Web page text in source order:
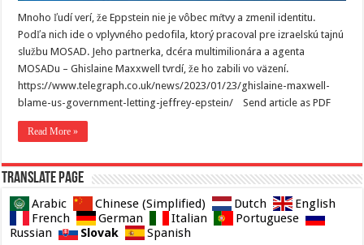
Mnoho ľudí verí, že Eppstein nie je vôbec mŕtvy a zmenil identitu.
Podľa nich ide o vplyvného pedofila, ktorý pracoval pre izraelskú tajnú
službu MOSAD. Jeho partnerka, dcéra multimilionára a agenta
MOSADu – Ghislaine Maxxwell tvrdí, že ho zabili vo väzení.
https://www.telegraph.co.uk/news/2023/01/23/ghislaine-maxwell-
blame-us-government-letting-jeffrey-epstein/ Send article as PDF
Read More »
Translate page
Arabic Chinese (Simplified) Dutch
English
French
German Italian
Portuguese
Russian
Slovak Spanish